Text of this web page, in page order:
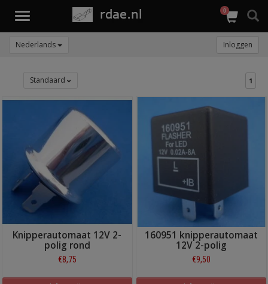
Toggle
0
Nederlands Inloggen
Standaard 1
Knipperautomaat 12V 2-
polig rond
€8,75
160951 knipperautomaat
12V 2-polig
€9,50